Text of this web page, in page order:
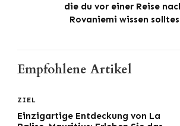
die du vor einer Reise
Rovaniemi wissen
Empfohlene Artikel
ZIEL
Einzigartige Entdeckung von La